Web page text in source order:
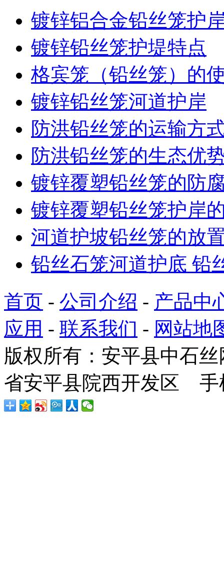
镀锌铝合金铅丝笼护
镀锌铅丝笼护堤特点
格宾笼（铅丝笼）的
镀锌铅丝笼河道护岸
防洪铅丝笼的运输方
防洪铅丝笼的生态优
镀锌覆塑铅丝笼的防
镀锌覆塑铅丝笼护岸
河道护坡铅丝笼的放
铅丝石笼河道护底 铅
首页 - 公司介绍 - 产品中
应用 - 联系我们 - 网站地
版权所有：安平县中石
省安平县院西开发区 手